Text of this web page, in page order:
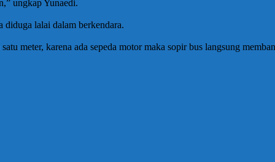
ungkap Yunaedi.
diduga lalai dalam berkendara.
meter, karena ada sepeda motor maka sopir bus langsung